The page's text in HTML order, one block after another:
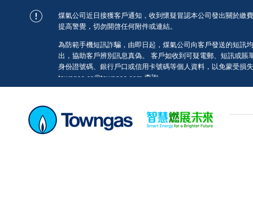
煤氣公司近日接獲客戶通知，收到懷疑冒認本公司發出關於繳
提高警覺，切勿開啓任何附件或連結。
為防範手機短訊詐騙，由即日起，煤氣公司向客戶發送的短訊
出，協助客戶辨別訊息真偽。 客戶如收到可疑電郵、短訊或
身份證號碼、銀行戶口或信用卡號碼等個人資料，以免蒙受損
towngas.cs@towngas.com 查詢。